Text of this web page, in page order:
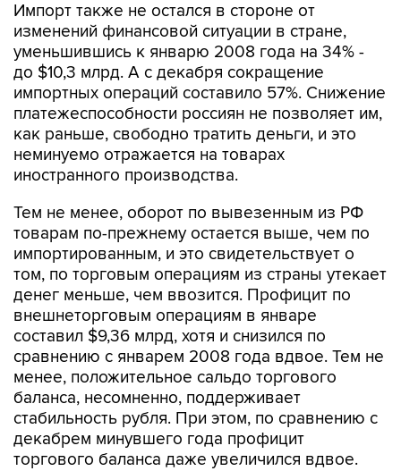
Импорт также не остался в стороне от
изменений финансовой ситуации в стране,
уменьшившись к январю 2008 года на 34% -
до $10,3 млрд. А с декабря сокращение
импортных операций составило 57%. Снижение
платежеспособности россиян не позволяет им,
как раньше, свободно тратить деньги, и это
неминуемо отражается на товарах
иностранного производства.
Тем не менее, оборот по вывезенным из РФ
товарам по-прежнему остается выше, чем по
импортированным, и это свидетельствует о
том, по торговым операциям из страны утекает
денег меньше, чем ввозится. Профицит по
внешнеторговым операциям в январе
составил $9,36 млрд, хотя и снизился по
сравнению с январем 2008 года вдвое. Тем не
менее, положительное сальдо торгового
баланса, несомненно, поддерживает
стабильность рубля. При этом, по сравнению с
декабрем минувшего года профицит
торгового баланса даже увеличился вдвое.